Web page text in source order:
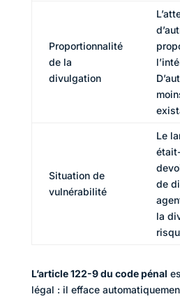
Proportionnalité
de la
divulgation
Situation de
vulnérabilité
Le
de
la
L’article 122-9 du code pénal
légal : il efface